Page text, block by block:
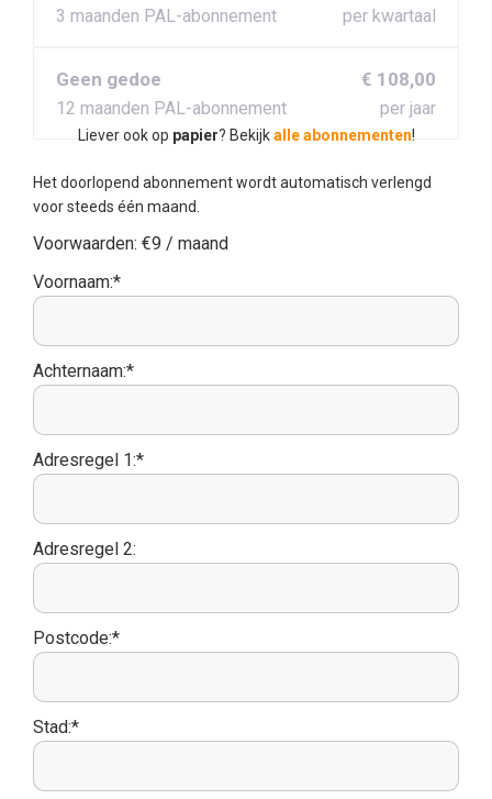
3 maanden PAL-abonnement per kwartaal
Geen gedoe
12 maanden PAL-abonnement
€ 108,00
per jaar
Liever ook op papier? Bekijkalle abonnementen!
Het doorlopend abonnement wordt automatisch verlengd
voor steeds één maand.
Voorwaarden: €9 / maand
Voornaam:*
Achternaam:*
Adresregel 1:*
Adresregel 2:
Postcode:*
Stad:*